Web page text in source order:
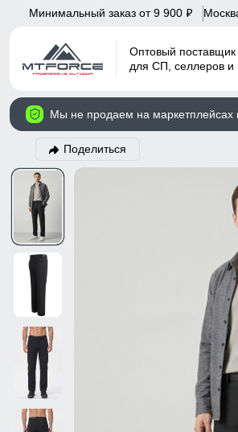
Минимальный заказ от 9 900 p
Оптовый
для СП, селлеров и
Мы не продаем на маркетплейсах
Поделиться